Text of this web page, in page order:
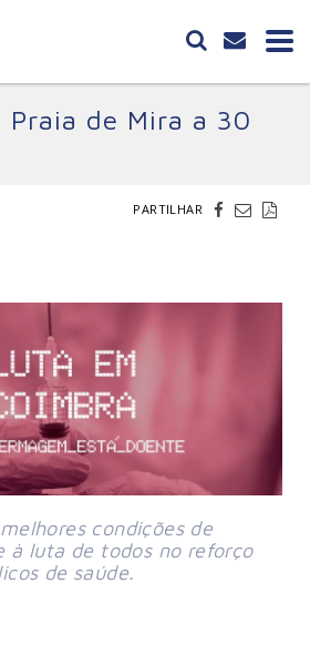
de Mira a 30
PARTILHAR
condições de
à luta de todos no reforço
de saúde.